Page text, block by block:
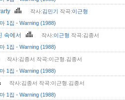
작사:김민기 작곡:이근형
1집 - Warning (1988)
속에서 작사:이근형 작곡:김종서
1집 - Warning (1988)
작사:김종서 작곡:이근형.김종서
1집 - Warning (1988)
작사:김종서 작곡:이근형.김종서
1집 - Warning (1988)